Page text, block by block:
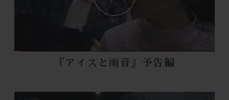
『アイスと雨音』予告編